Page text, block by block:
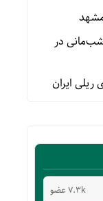
شب‌مانی در
ایران
7.3k عضو